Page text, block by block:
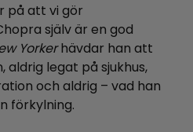
på att vi gör
själv är en god
Yorkerhävdar han att
aldrig legat på sjukhus,
och aldrig – vad han
förkylning.